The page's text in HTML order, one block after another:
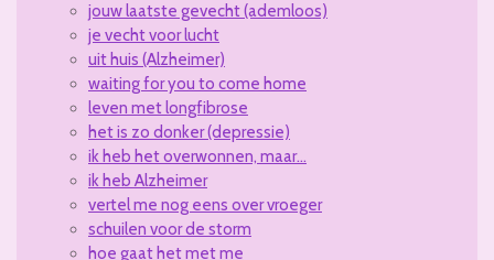
jouw laatste gevecht (ademloos)
je vecht voor lucht
uit huis (Alzheimer)
waiting for you to come home
leven met longfibrose
het is zo donker (depressie)
ik heb het overwonnen, maar...
ik heb Alzheimer
vertel me nog eens over vroeger
schuilen voor de storm
hoe gaat het met me